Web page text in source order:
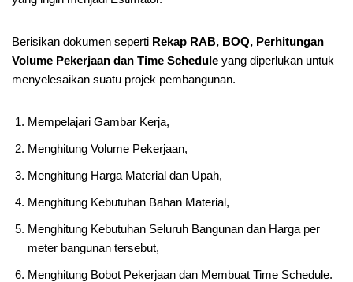
Berisikan dokumen seperti Rekap RAB, BOQ, Perhitungan
Volume Pekerjaan dan Time Schedule yang diperlukan untuk
menyelesaikan suatu projek pembangunan.
Mempelajari Gambar Kerja,
Menghitung Volume Pekerjaan,
Menghitung Harga Material dan Upah,
Menghitung Kebutuhan Bahan Material,
Menghitung Kebutuhan Seluruh Bangunan dan Harga per
meter bangunan tersebut,
Menghitung Bobot Pekerjaan dan Membuat Time Schedule.